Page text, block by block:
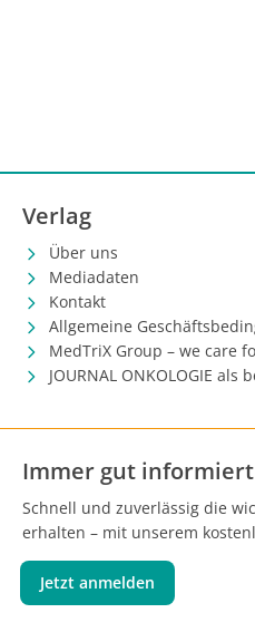
Verlag
Über uns
Mediadaten
Kontakt
Allgemeine
MedTriX Group – we care
JOURNAL ONKOLOGIE
Immer gut informiert
Schnell und zuverlässig die
erhalten – mit unserem
Jetzt anmelden